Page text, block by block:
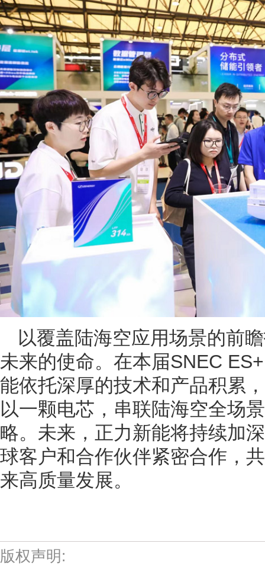
以覆盖陆海空应用场景的前
未来的使命。在本届SNEC
能依托深厚的技术和产品积累
以一颗电芯，串联陆海空全场
略。未来，正力新能将持续加
球客户和合作伙伴紧密合作，
来高质量发展。
版权声明: